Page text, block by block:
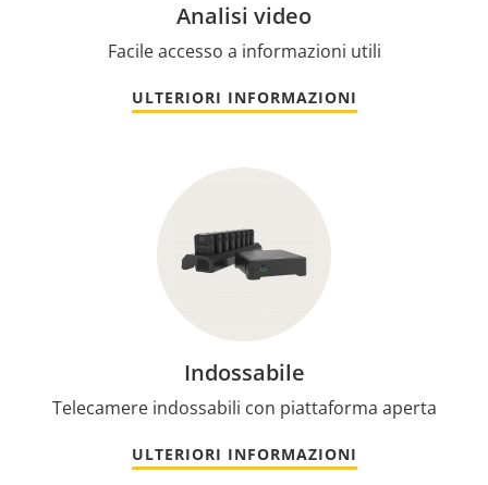
Analisi video
Facile accesso a informazioni utili
ULTERIORI INFORMAZIONI
Indossabile
Telecamere indossabili con piattaforma aperta
ULTERIORI INFORMAZIONI